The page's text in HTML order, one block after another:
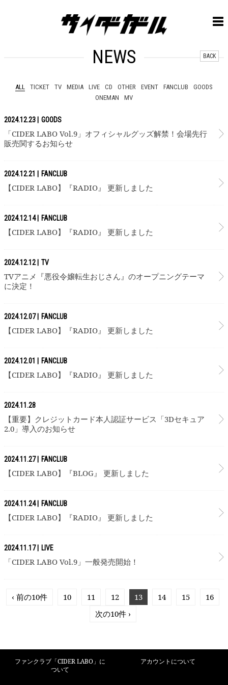
NEWS BACK
ALL TICKET TV MEDIA LIVE CD OTHER EVENT FANCLUB
GOODS
ONEMAN
MV
2024.12.23 GOODS
「CIDER LABO Vol.9」オフィシャルグッズ解禁！会場先行
販売関するお知らせ
2024.12.21 FANCLUB
【CIDER LABO】『RADIO』 更新しました
2024.12.14 FANCLUB
【CIDER LABO】『RADIO』 更新しました
2024.12.12 TV
TVアニメ『悪役令嬢転生おじさん』のオープニングテーマ
に決定！
2024.12.07 FANCLUB
【CIDER LABO】『RADIO』 更新しました
2024.12.01 FANCLUB
【CIDER LABO】『RADIO』 更新しました
2024.11.28
【重要】クレジットカード本人認証サービス「3Dセキュア
2.0」導入のお知らせ
2024.11.27 FANCLUB
【CIDER LABO】『BLOG』 更新しました
2024.11.24 FANCLUB
【CIDER LABO】『RADIO』 更新しました
2024.11.17 LIVE
「CIDER LABO Vol.9」一般発売開始！
‹ 前の10件 10 11 12 13 14 15
16
次の10件 ›
ファンクラブ「CIDER LABO」に
ついて
アカウントについて